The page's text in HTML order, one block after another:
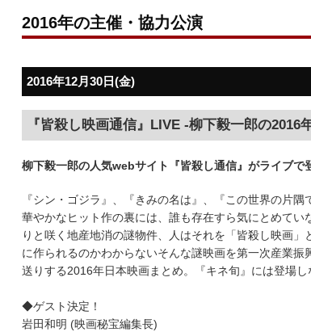
2016年の主催・協力公演
2016年12月30日(金)
『皆殺し映画通信』LIVE -柳下毅一郎の2016
柳下毅一郎の人気webサイト『皆殺し通信』がライブで
『シン・ゴジラ』、『きみの名は』、『この世界の片
華やかなヒット作の裏には、誰も存在すら気にとめて
りと咲く地産地消の謎物件、人はそれを「皆殺し映画
に作られるのかわからないそんな謎映画を第一次産業
送りする2016年日本映画まとめ。『キネ旬』には登場
◆ゲスト決定！
岩田和明 (映画秘宝編集長)